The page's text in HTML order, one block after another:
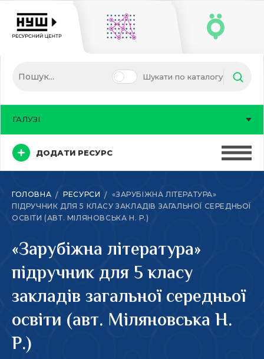
Шукати по каталогу
ДОДАТИ РЕСУРС
ГАЛУЗІ
ГОЛОВНА РЕСУРСИ
«ЗАРУБІЖНА ЛІТЕРАТУРА»
ПІДРУЧНИК ДЛЯ 5 КЛАСУ ЗАКЛАДІВ ЗАГАЛЬНОЇ СЕРЕДНЬОЇ
ОСВІТИ (АВТ. МІЛЯНОВСЬКА Н. Р.)
«Зарубіжна література»
підручник для 5 класу
закладів загальної середньої
освіти (авт. Міляновська Н.
Р.)